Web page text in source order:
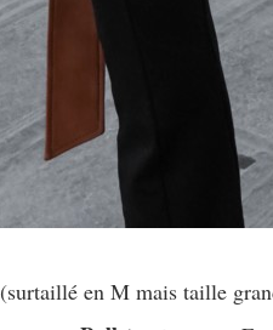
(surtaillé en M mais taille